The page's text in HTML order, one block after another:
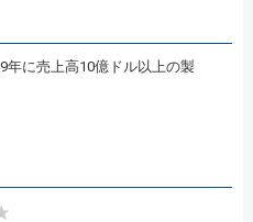
年に売上高10億ドル以上の製